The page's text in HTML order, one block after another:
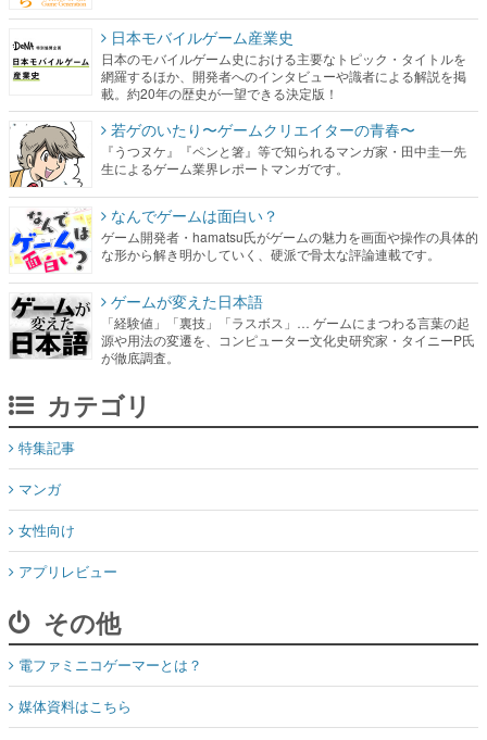
日本モバイルゲーム産業史
日本のモバイルゲーム史における主要なトピック・タイトルを
網羅するほか、開発者へのインタビューや識者による解説を掲
載。約20年の歴史が一望できる決定版！
若ゲのいたり〜ゲームクリエイターの青春〜
『うつヌケ』『ペンと箸』等で知られるマンガ家・田中圭一先
生によるゲーム業界レポートマンガです。
なんでゲームは面白い？
ゲーム開発者・hamatsu氏がゲームの魅力を画面や操作の具体的
な形から解き明かしていく、硬派で骨太な評論連載です。
ゲームが変えた日本語
「経験値」「裏技」「ラスボス」… ゲームにまつわる言葉の起
源や用法の変遷を、コンピューター文化史研究家・タイニーP氏
が徹底調査。
カテゴリ
特集記事
マンガ
女性向け
アプリレビュー
その他
電ファミニコゲーマーとは？
媒体資料はこちら